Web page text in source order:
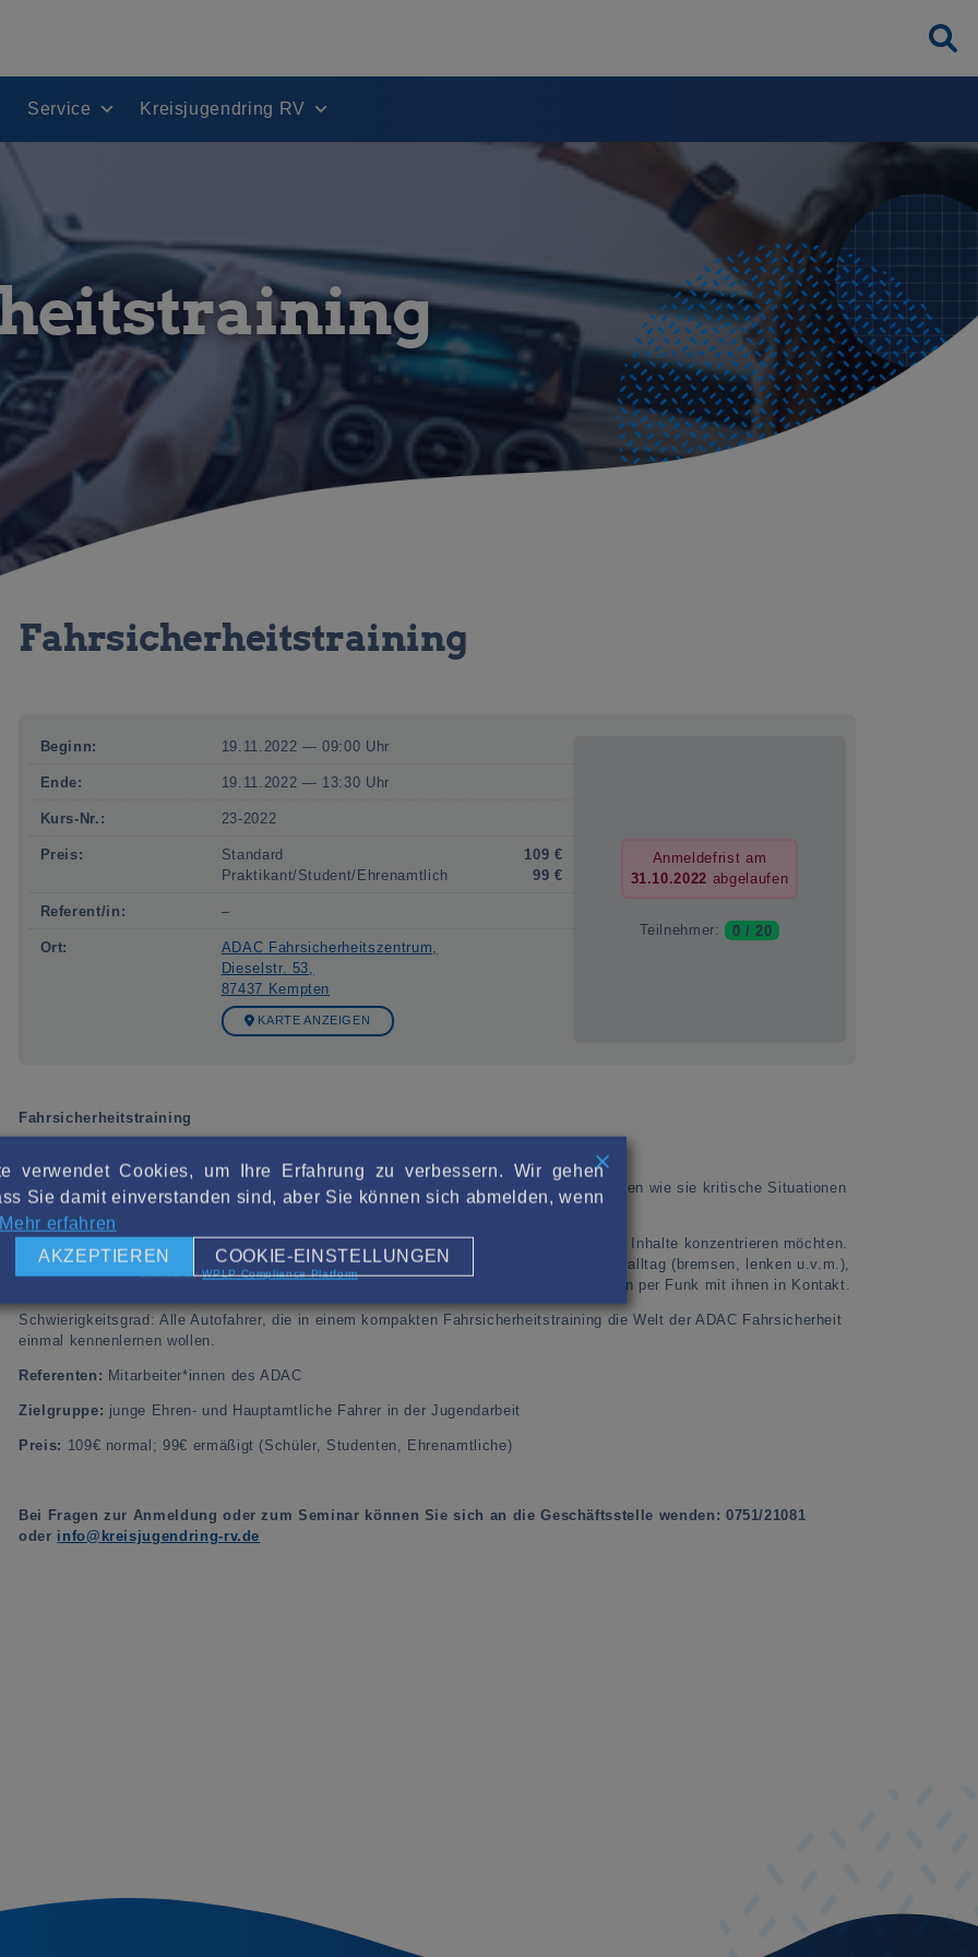
Service Kreisjugendring RV
Fahrsicherheitstraining
Beginn: 19.11.2022 — 09:00 Uhr
Ende: 19.11.2022 — 13:30 Uhr
Kurs-Nr.: 23-2022
Preis: Standard
109 €
Praktikant/Student/Ehrenamtlich
99 €
Referent/in: –
Ort:
ADAC Fahrsicherheitszentrum,
Dieselstr. 53,
87437 Kempten
KARTE ANZEIGEN
Anmeldefrist am
31.10.2022 abgelaufen
Teilnehmer: 0 / 20
Fahrsicherheitstraining
Bei diesem kompakten Fahrsicherheitstraining erfahren die Teilnehmer in kurzen Modulen wie sie kritische Situationen
rascher erkennen und richtig darauf reagieren.
Das Halbtages-Training ist der richtige Einstieg für alle, die sich auf die grundlegenden Inhalte konzentrieren möchten.
Erfahrene Trainer vermitteln die wesentlichen Elemente und Themen aus dem Verkehrsalltag (bremsen, lenken u.v.m.),
mit eingängigen praktischen Tipps. Die erfahrenen ADAC Trainer sind bei allen Übungen per Funk mit ihnen in Kontakt.
Schwierigkeitsgrad: Alle Autofahrer, die in einem kompakten Fahrsicherheitstraining die Welt der ADAC Fahrsicherheit
einmal kennenlernen wollen.
Referenten: Mitarbeiter*innen des ADAC
Zielgruppe: junge Ehren- und Hauptamtliche Fahrer in der Jugendarbeit
Preis: 109€ normal; 99€ ermäßigt (Schüler, Studenten, Ehrenamtliche)
Bei Fragen zur Anmeldung oder zum Seminar können Sie sich an die Geschäftsstelle wenden: 0751/21081
oder info@kreisjugendring-rv.de
verwendet Cookies, um Ihre Erfahrung zu verbessern. Wir gehen
Sie damit einverstanden sind, aber Sie können sich abmelden, wenn
Mehr erfahren
AKZEPTIEREN
COOKIE-EINSTELLUNGEN
Powered byWPLP Compliance Platform